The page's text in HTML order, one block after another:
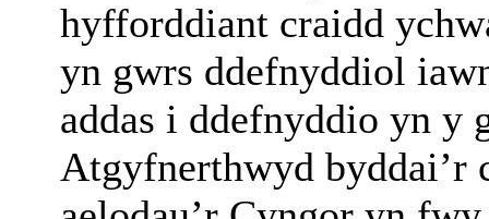
hyfforddiant craidd
yn gwrs ddefnyddiol
addas i ddefnyddio yn y
Atgyfnerthwyd byddai’r